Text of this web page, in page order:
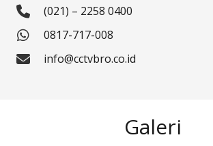
(021) – 2258 0400
0817-717-008
info@cctvbro.co.id
Galeri